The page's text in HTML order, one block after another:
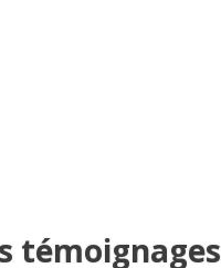
témoignages